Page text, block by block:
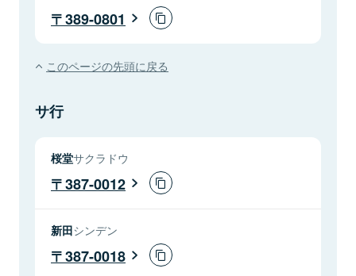
389-0801
このページの先頭に戻る
サ行
桜堂サクラドウ
387-0012
新田シンデン
387-0018